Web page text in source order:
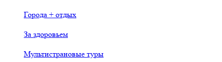
Города + отдых
За здоровьем
Мультистрановые туры